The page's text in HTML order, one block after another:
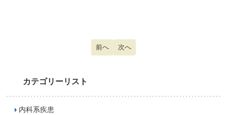
前の記事へ: 結膜下出血
前へ 次の記事へ: ドライマウス
次へ
カテゴリーリスト
内科系疾患